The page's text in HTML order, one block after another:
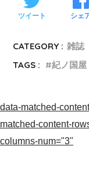
ツイート シェ
CATEGORY : 雑誌
TAGS :
紀ノ国屋
data-matched-
matched-content-
columns-num="3"